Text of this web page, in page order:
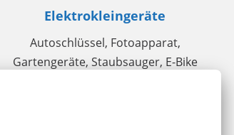
Elektrokleingeräte
Autoschlüssel, Fotoapparat,
Gartengeräte, Staubsauger, E-Bike